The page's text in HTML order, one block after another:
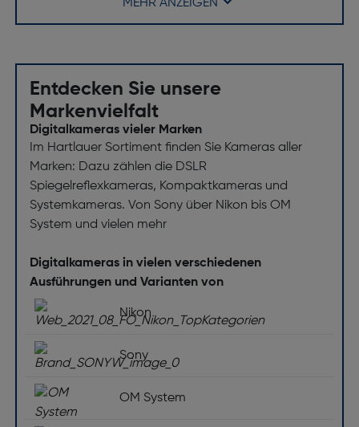
Breite [mm]: 44.2
Gewicht [g]: 34
Akku/Batterie
Batterien enthalten: Ja
Anzahl enthaltener Batterien [Stück(e)]: 1
MEHR ANZEIGEN
Entdecken Sie unsere
Markenvielfalt
Digitalkameras vieler Marken
Im Hartlauer Sortiment finden Sie Kameras aller
Marken: Dazu zählen die DSLR
Spiegelreflexkameras, Kompaktkameras und
Systemkameras. Von Sony über Nikon bis OM
System und vielen mehr
Digitalkameras in vielen verschiedenen
Ausführungen und Varianten von
Nikon
Sony
OM System